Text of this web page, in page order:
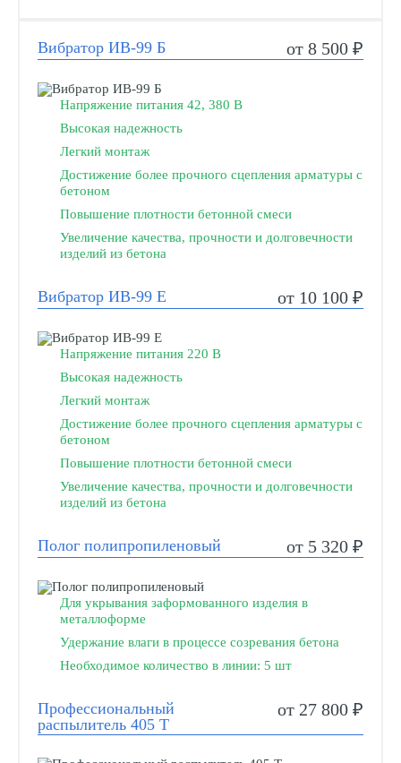
Вибратор ИВ-99 Б от 8 500 ₽
Напряжение питания 42, 380 В
Высокая надежность
Легкий монтаж
Достижение более прочного сцепления арматуры с
бетоном
Повышение плотности бетонной смеси
Увеличение качества, прочности и долговечности
изделий из бетона
Вибратор ИВ-99 Е от 10 100 ₽
Напряжение питания 220 В
Высокая надежность
Легкий монтаж
Достижение более прочного сцепления арматуры с
бетоном
Повышение плотности бетонной смеси
Увеличение качества, прочности и долговечности
изделий из бетона
Полог полипропиленовый от 5 320 ₽
Для укрывания заформованного изделия в
металлоформе
Удержание влаги в процессе созревания бетона
Необходимое количество в линии: 5 шт
Профессиональный
распылитель 405 Т
от 27 800 ₽